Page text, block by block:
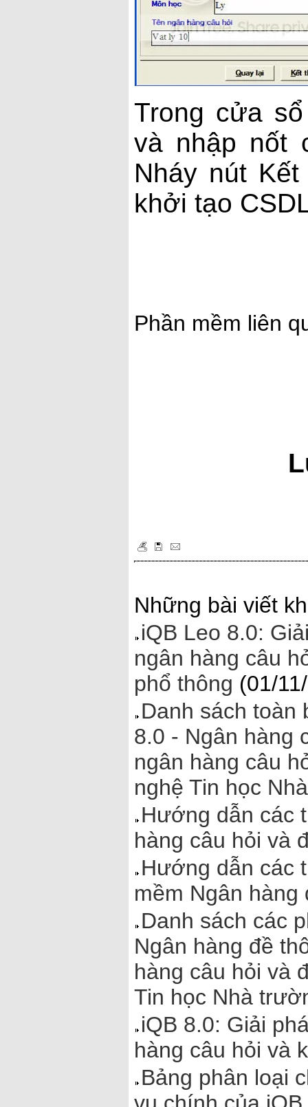
Trong cửa
và nhập nốt
Nháy nút
khởi tạo
Phần mềm liên
Những bài viết
iQB Leo 8.0:
ngân hàng câu
phổ thông (01/
Danh sách toàn
8.0 - Ngân hàng
ngân hàng câu
nghệ Tin học
Hướng dẫn các
hàng câu hỏi và
Hướng dẫn các
mềm Ngân hàng
Danh sách các
Ngân hàng đề
hàng câu hỏi và
Tin học Nhà
iQB 8.0: Giải
hàng câu hỏi và
Bảng phân loại